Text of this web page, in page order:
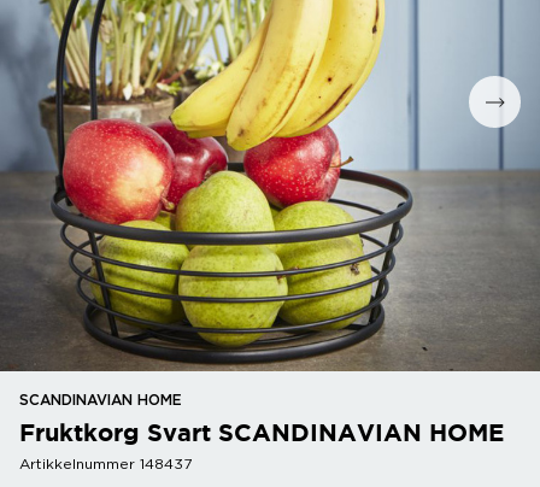
SCANDINAVIAN HOME
Fruktkorg Svart SCANDINAVIAN HOME
Artikkelnummer 148437